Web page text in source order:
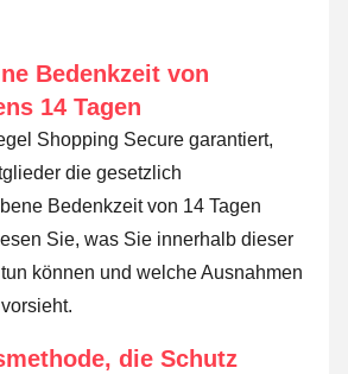
Bedenkzeit von
14 Tagen
Shopping Secure garantiert,
die gesetzlich
Bedenkzeit von 14 Tagen
Sie, was Sie innerhalb dieser
können und welche Ausnahmen
.
die Schutz